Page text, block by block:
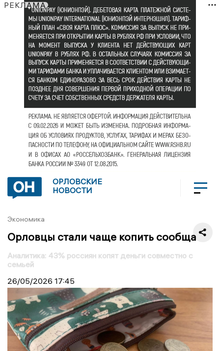
РЕКЛАМА
ОРЛОВСКИЕ
НОВОСТИ
Экономика
Орловцы стали чаще копить сообща
Аналитика: 43% россиян копят деньги совместно с
семьей
26/05/2026 17:45